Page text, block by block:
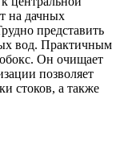
на дачных
представить
вод. Практичным
Он очищает
позволяет
стоков, а также